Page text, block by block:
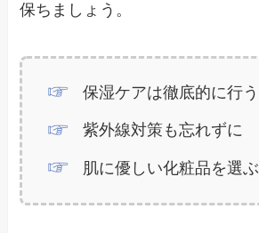
保ちましょう。
保湿ケアは徹底的に行う
紫外線対策も忘れずに
肌に優しい化粧品を選ぶ